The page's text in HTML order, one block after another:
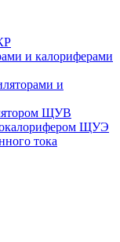
и калориферами
и
ЩУВ
ЩУЭ
тока